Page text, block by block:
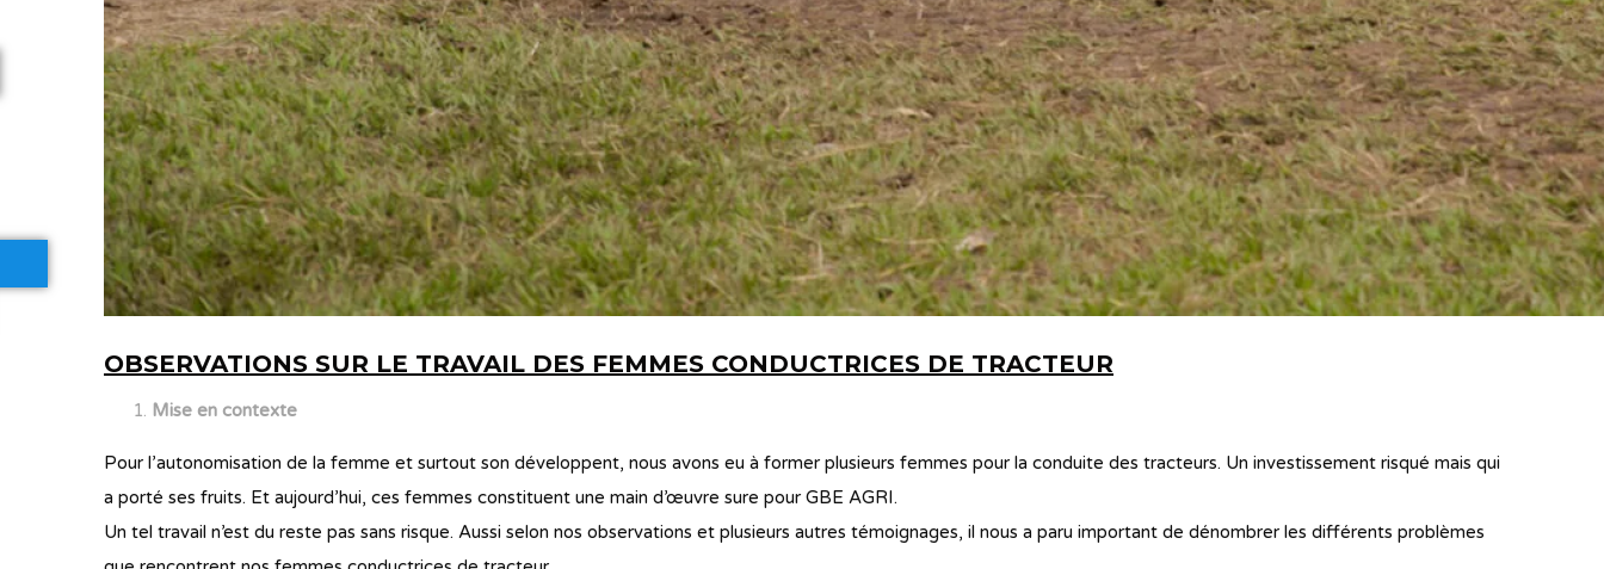
OBSERVATIONS SUR LE TRAVAIL DES FEMMES CONDUCTRICES DE TRACTEUR
Mise en contexte
Pour l’autonomisation de la femme et surtout son développent, nous avons eu à former plusieurs femmes pour la conduite des tracteurs. Un investissement risqué mais qui
a porté ses fruits. Et aujourd’hui, ces femmes constituent une main d’œuvre sure pour GBE AGRI.
Un tel travail n’est du reste pas sans risque. Aussi selon nos observations et plusieurs autres témoignages, il nous a paru important de dénombrer les différents problèmes